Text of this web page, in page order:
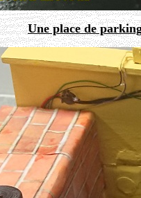
Une place de